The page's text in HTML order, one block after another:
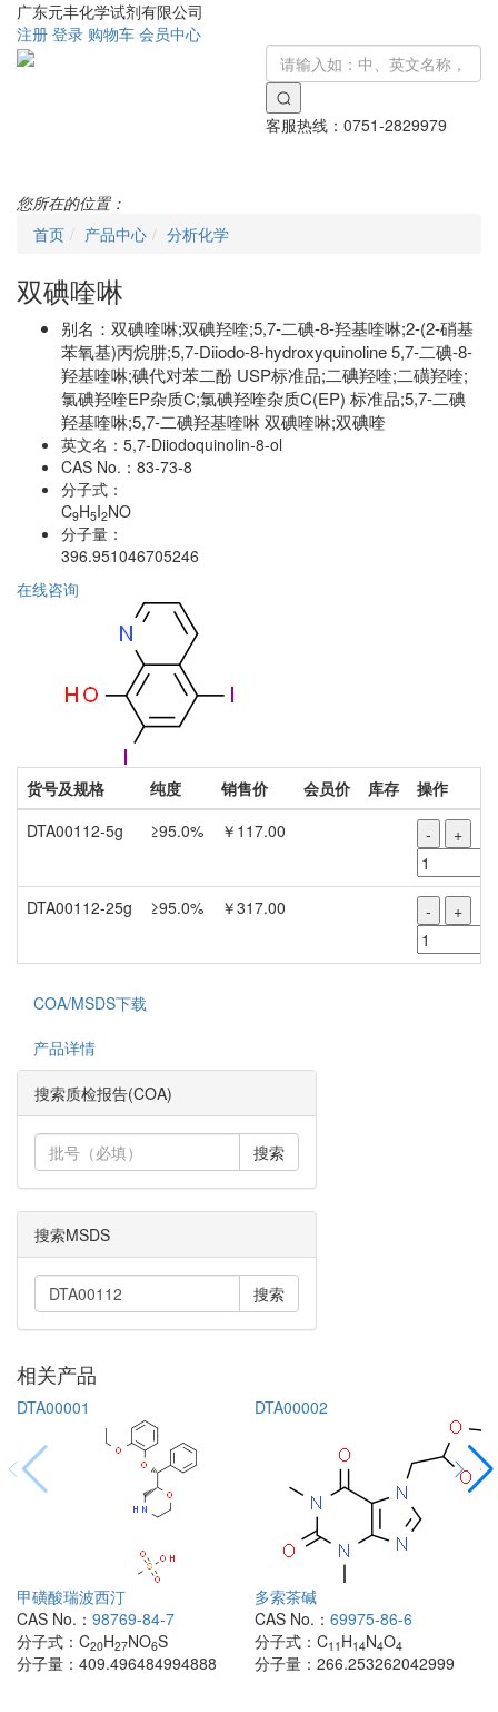
广东元丰化学试剂有限公司
注册 登录 购物车 会员中心
客服热线： 0751-2829979
您所在的位置：
首页
产品中心 分析化学
双碘喹啉
别名： 双碘喹啉;双碘羟喹;5,7-二碘-8-羟基喹啉;2-(2-硝基
苯氧基)丙烷肼;5,7-Diiodo-8-hydroxyquinoline 5,7-二碘-8-
羟基喹啉;碘代对苯二酚 USP标准品;二碘羟喹;二磺羟喹;
氯碘羟喹EP杂质C;氯碘羟喹杂质C(EP) 标准品;5,7-二碘
羟基喹啉;5,7-二碘羟基喹啉 双碘喹啉;双碘喹
英文名： 5,7-Diiodoquinolin-8-ol
CAS No.： 83-73-8
分子式：
C9H5I2NO
分子量：
396.951046705246
在线咨询
货号及规格 纯度 销售价 会员价 库存
操作
DTA00112-5g
≥95.0% ￥117.00 - +
DTA00112-25g ≥95.0% ￥317.00 - +
COA/MSDS下载
产品详情
搜索质检报告(COA)
搜索
搜索MSDS
搜索
相关产品
DTA00001
甲磺酸瑞波西汀
CAS No.： 98769-84-7
分子式： C20H27NO6S
分子量： 409.496484994888
DTA00002
多索茶碱
CAS No.： 69975-86-6
分子式： C11 H14N4O4
分子量： 266.253262042999